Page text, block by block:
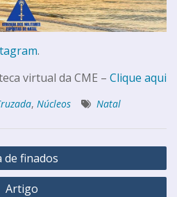
.
virtual da CME – Clique aqui
, Núcleos Natal
de finados
Artigo